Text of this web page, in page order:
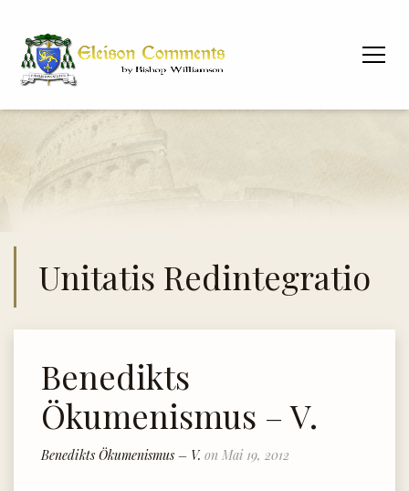
Unitatis Redintegratio
Benedikts
Ökumenismus – V.
Benedikts Ökumenismus – V. on Mai 19, 2012